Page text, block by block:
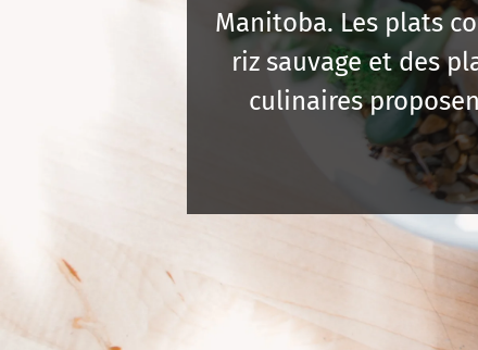
Manitoba. Les plats
riz sauvage et des
culinaires